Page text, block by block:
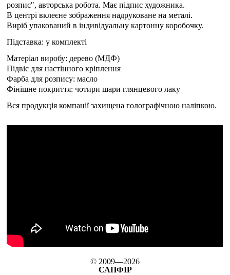
розпис", авторська робота. Має підпис художника.
В центрі вклеєне зображення надруковане на металі.
Виріб упакований в індивідуальну картонну коробочку.
Підставка: у комплекті
Матеріал виробу: дерево (МДФ)
Підвіс для настінного кріплення
Фарба для розпису: масло
Фінішне покриття: чотири шари глянцевого лаку
Вся продукція компанії захищена голографічною наліпкою.
© 2009—2026
САПФІР